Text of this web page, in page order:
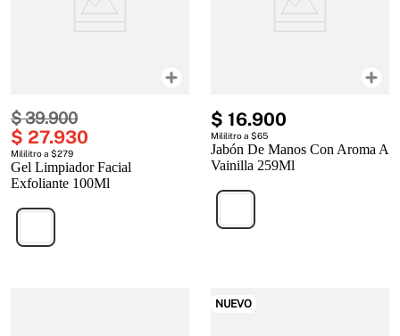
$39.900
$ 27.930
Mililitro a $279
Gel Limpiador Facial
Exfoliante 100Ml
$ 16.900
Mililitro a $65
Jabón De Manos Con Aroma A
Vainilla 259Ml
NUEVO